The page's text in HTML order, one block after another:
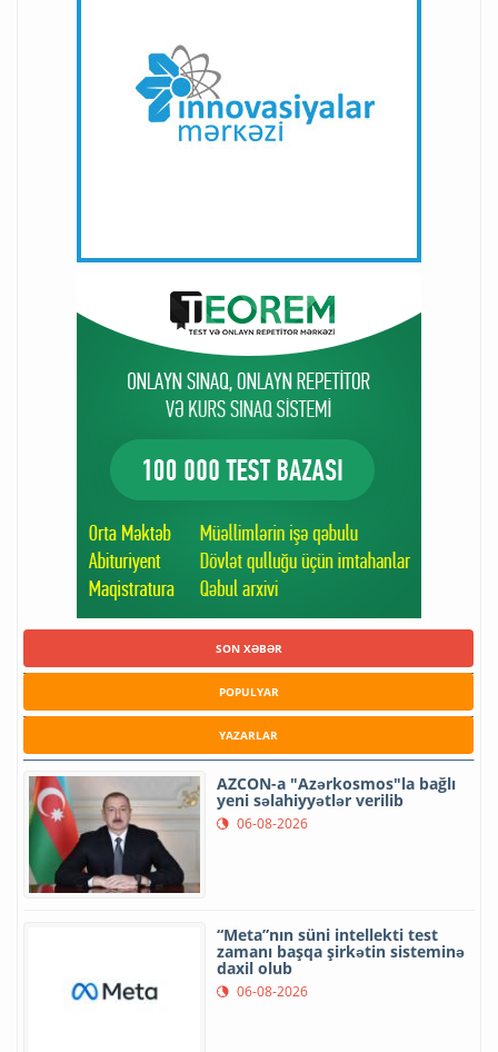
SON XƏBƏR
POPULYAR
YAZARLAR
AZCON-a "Azərkosmos"la bağlı
yeni səlahiyyətlər verilib
06-08-2026
“Meta”nın süni intellekti test
zamanı başqa şirkətin sisteminə
daxil olub
06-08-2026